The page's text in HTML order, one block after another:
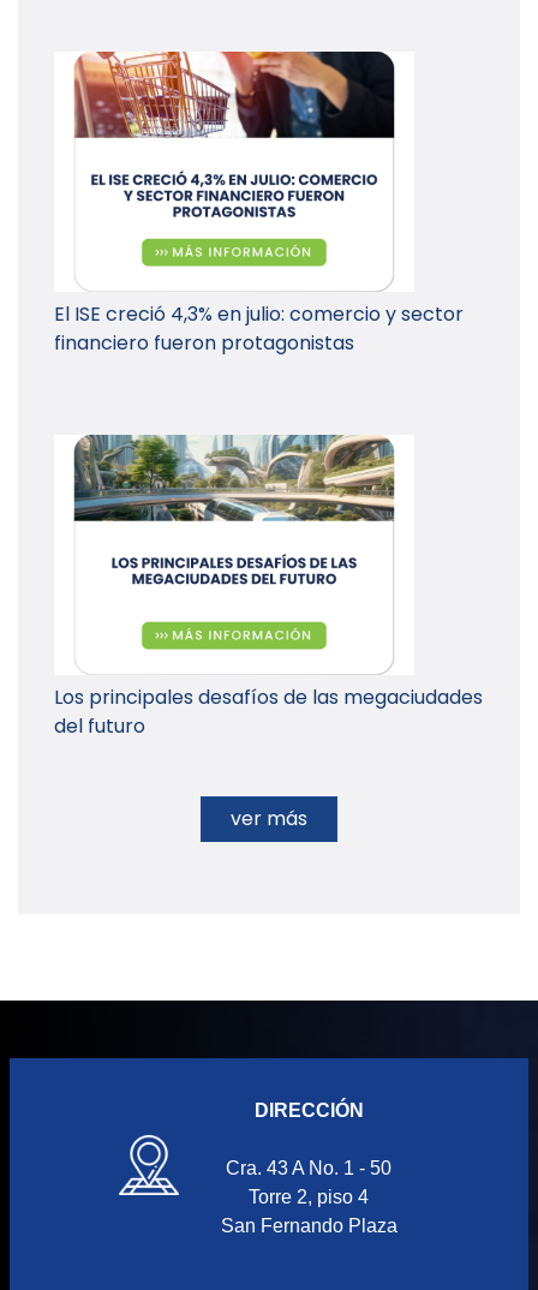
El ISE creció 4,3% en julio: comercio y sector
financiero fueron protagonistas
Los principales desafíos de las megaciudades
del futuro
ver más
DIRECCIÓN
Cra. 43 A No. 1 - 50
Torre 2, piso 4
San Fernando Plaza